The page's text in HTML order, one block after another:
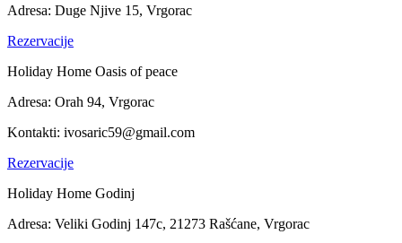
Adresa: Duge Njive 15, Vrgorac
Rezervacije
Holiday Home Oasis of peace
Adresa: Orah 94, Vrgorac
Kontakti: ivosaric59@gmail.com
Rezervacije
Holiday Home Godinj
Adresa: Veliki Godinj 147c, 21273 Rašćane, Vrgorac